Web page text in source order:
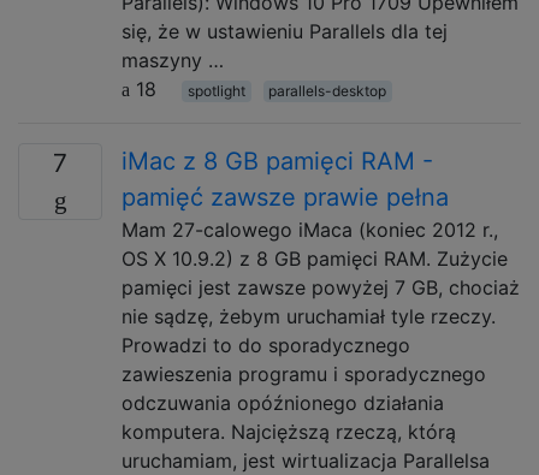
się, że w ustawieniu Parallels dla tej
maszyny …
18
spotlight parallels-desktop
7
iMac z 8 GB pamięci RAM -
pamięć zawsze prawie pełna
Mam 27-calowego iMaca (koniec 2012 r.,
OS X 10.9.2) z 8 GB pamięci RAM. Zużycie
pamięci jest zawsze powyżej 7 GB, chociaż
nie sądzę, żebym uruchamiał tyle rzeczy.
Prowadzi to do sporadycznego
zawieszenia programu i sporadycznego
odczuwania opóźnionego działania
komputera. Najcięższą rzeczą, którą
uruchamiam, jest wirtualizacja Parallelsa